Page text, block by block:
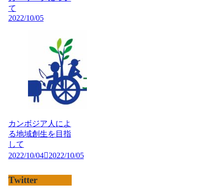
て
2022/10/05
カンボジア人によ
る地域創生を目指
して
2022/10/04
2022/10/05
Twitter